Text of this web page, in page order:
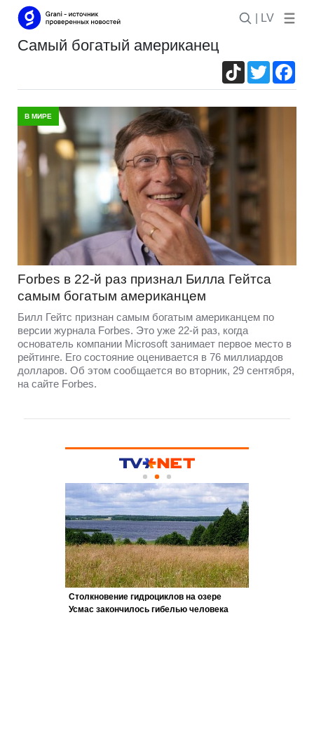
| LV
самый богатый американец
TikTokTwitter
В МИРЕ
Forbes в 22-й раз признал Билла Гейтса
самым богатым американцем
Билл Гейтс признан самым богатым американцем по
версии журнала Forbes. Это уже 22-й раз, когда
основатель компании Microsoft занимает первое место в
рейтинге. Его состояние оценивается в 76 миллиардов
долларов. Об этом сообщается во вторник, 29 сентября,
на сайте Forbes.